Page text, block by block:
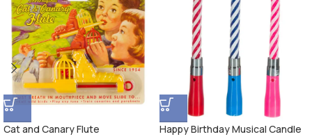
Cat and Canary Flute Happy Birthday Musical Candle